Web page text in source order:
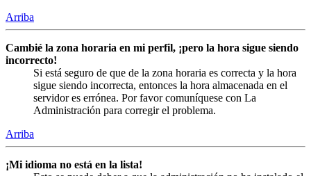
Arriba
Cambié la zona horaria en mi perfil, ¡pero la hora sigue siendo
incorrecto!
Si está seguro de que de la zona horaria es correcta y la hora
sigue siendo incorrecta, entonces la hora almacenada en el
servidor es errónea. Por favor comuníquese con La
Administración para corregir el problema.
Arriba
¡Mi idioma no está en la lista!